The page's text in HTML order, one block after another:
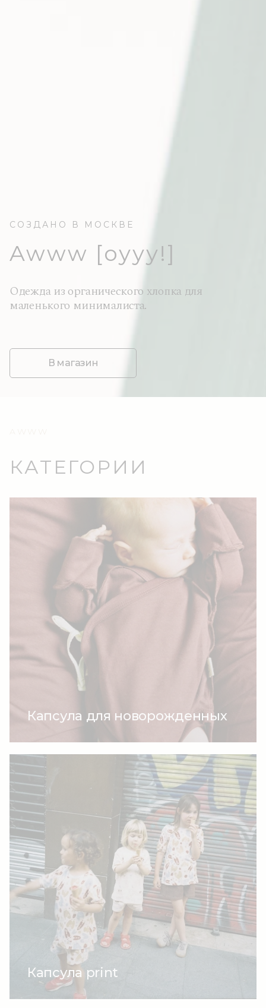
СОЗДАНО В МОСКВЕ
Awww [оууу!]
Одежда из органического хлопка для
маленького минималиста.
В магазин
КАТЕГОРИИ
Капсула для новорожденных
Капсула print